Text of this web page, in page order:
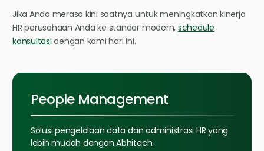
Jika Anda merasa kini saatnya untuk meningkatkan kinerja
HR perusahaan Anda ke standar modern, schedule
konsultasi dengan kami hari ini.
People Management
Solusi pengelolaan data dan administrasi HR yang
lebih mudah dengan Abhitech.